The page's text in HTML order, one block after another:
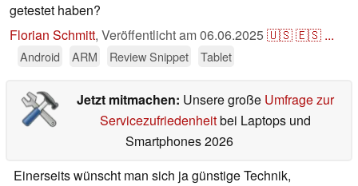
getestet haben?
Florian Schmitt, Veröffentlicht am06.06.2025🇺🇸🇪🇸 ...
Android ARM Review Snippet Tablet
Jetzt mitmachen: Unsere große Umfrage zur
Servicezufriedenheitbei Laptops und
Smartphones 2026
Einerseits wünscht man sich ja günstige Technik,